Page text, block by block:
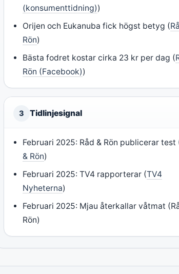
(konsumenttidning))
Orijen och Eukanuba fick högst betyg (
Rön)
Bästa fodret kostar cirka 23 kr per dag (
Rön (Facebook))
3 Tidlinjesignal
Februari 2025: Råd & Rön publicerar test
& Rön)
Februari 2025: TV4 rapporterar (TV4
Nyheterna)
Februari 2025: Mjau återkallar våtmat
Rön)